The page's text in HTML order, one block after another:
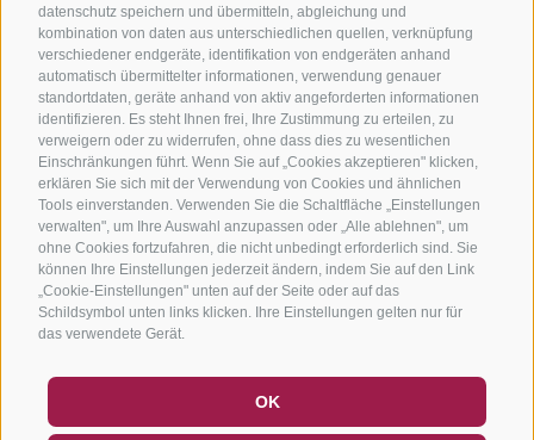
datenschutz speichern und übermitteln, abgleichung und
kombination von daten aus unterschiedlichen quellen, verknüpfung
verschiedener endgeräte, identifikation von endgeräten anhand
automatisch übermittelter informationen, verwendung genauer
standortdaten, geräte anhand von aktiv angeforderten informationen
identifizieren. Es steht Ihnen frei, Ihre Zustimmung zu erteilen, zu
verweigern oder zu widerrufen, ohne dass dies zu wesentlichen
Einschränkungen führt. Wenn Sie auf „Cookies akzeptieren" klicken,
erklären Sie sich mit der Verwendung von Cookies und ähnlichen
Tools einverstanden. Verwenden Sie die Schaltfläche „Einstellungen
verwalten", um Ihre Auswahl anzupassen oder „Alle ablehnen", um
ohne Cookies fortzufahren, die nicht unbedingt erforderlich sind. Sie
können Ihre Einstellungen jederzeit ändern, indem Sie auf den Link
„Cookie-Einstellungen" unten auf der Seite oder auf das
Schildsymbol unten links klicken. Ihre Einstellungen gelten nur für
das verwendete Gerät.
OK
NEWSLETTER
SOCIAL WALL WETTER